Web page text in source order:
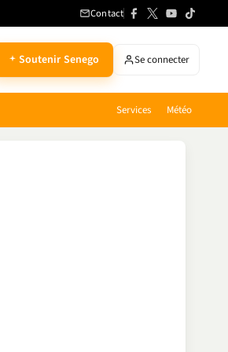
Contact
Soutenir Senego Se connecter
Services Météo